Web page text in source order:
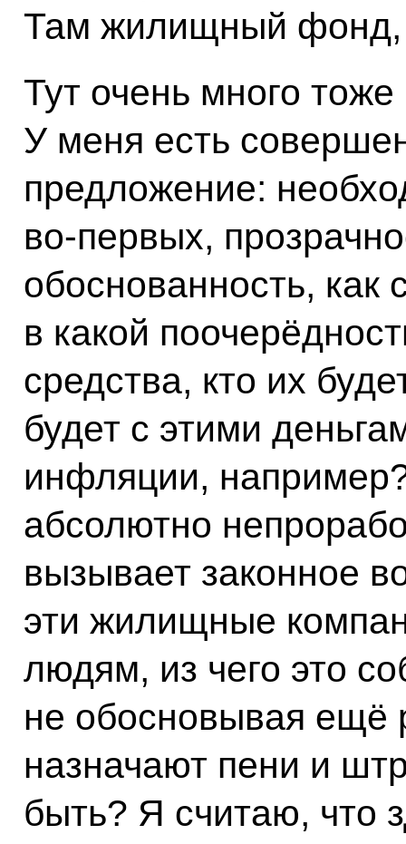
Там жилищный фонд,
Тут очень много
У меня есть
предложение:
во‑первых,
обоснованность, как
в какой
средства, кто их
будет с этими
инфляции,
абсолютно
вызывает законное
эти жилищные
людям, из чего это
не обосновывая ещё
назначают пени и
быть? Я считаю, что